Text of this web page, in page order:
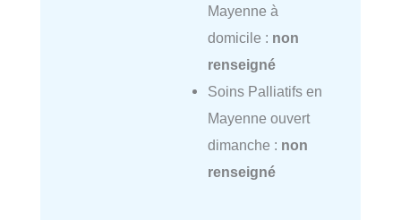
Mayenne à
domicile : non
renseigné
Soins Palliatifs en
Mayenne ouvert
dimanche : non
renseigné